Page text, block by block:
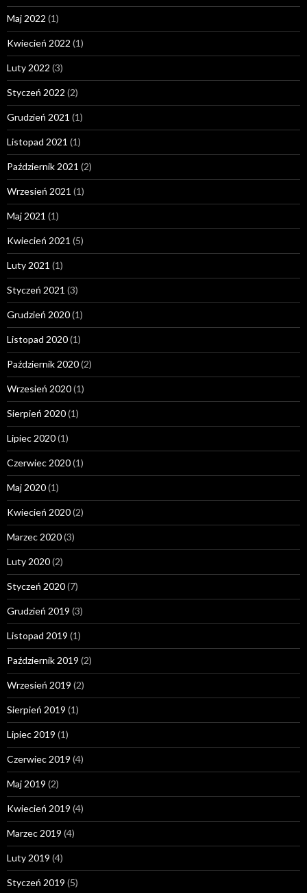
Maj 2022 (1)
Kwiecień 2022 (1)
Luty 2022 (3)
Styczeń 2022 (2)
Grudzień 2021 (1)
Listopad 2021 (1)
Październik 2021 (2)
Wrzesień 2021 (1)
Maj 2021 (1)
Kwiecień 2021 (5)
Luty 2021 (1)
Styczeń 2021 (3)
Grudzień 2020(1)
Listopad 2020(1)
Październik 2020(2)
Wrzesień 2020(1)
Sierpień 2020(1)
Lipiec 2020(1)
Czerwiec 2020(1)
Maj 2020(1)
Kwiecień 2020(2)
Marzec 2020(3)
Luty 2020(2)
Styczeń 2020(7)
Grudzień 2019 (3)
Listopad 2019 (1)
Październik 2019 (2)
Wrzesień 2019 (2)
Sierpień 2019 (1)
Lipiec 2019 (1)
Czerwiec 2019 (4)
Maj 2019 (2)
Kwiecień 2019 (4)
Marzec 2019 (4)
Luty 2019 (4)
Styczeń 2019 (5)